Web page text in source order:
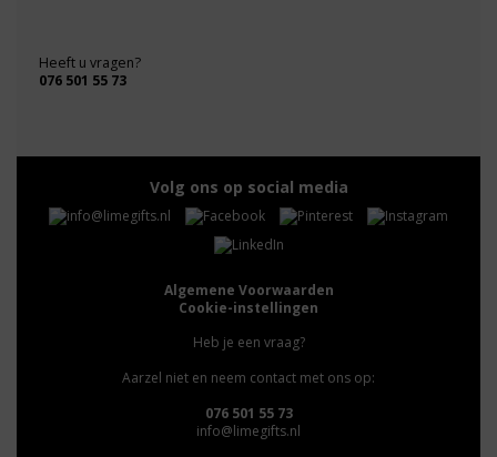
Heeft u vragen?
076 501 55 73
Volg ons op social media
Algemene Voorwaarden
Cookie-instellingen
Heb je een vraag?
Aarzel niet en neem contact met ons op:
076 501 55 73
info@limegifts.nl